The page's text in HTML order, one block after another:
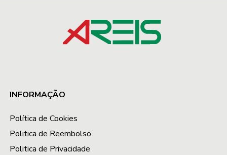
INFORMAÇÃO
Política de Cookies
Politica de Reembolso
Politica de Privacidade